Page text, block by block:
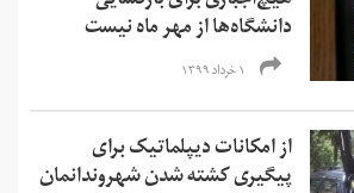
دانشگاه‌ها از مهر ماه نیست
۱ خرداد ۱۳۹۹
از امکانات دیپلماتیک برای
پیگیری کشته شدن شهروندانمان